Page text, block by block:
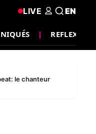
REFLEXION
LIVE EN
le chanteur